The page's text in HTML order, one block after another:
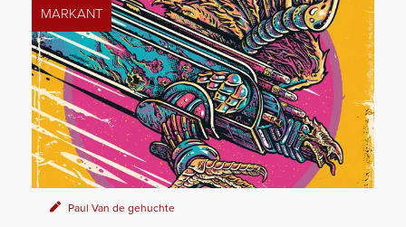
MARKANT
Paul Van de gehuchte